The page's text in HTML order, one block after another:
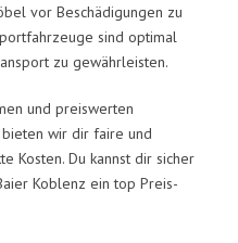
vor Beschädigungen zu
sind optimal
zu gewährleisten.
und preiswerten
bieten wir dir faire und
Kosten. Du kannst dir sicher
Koblenz ein top Preis-